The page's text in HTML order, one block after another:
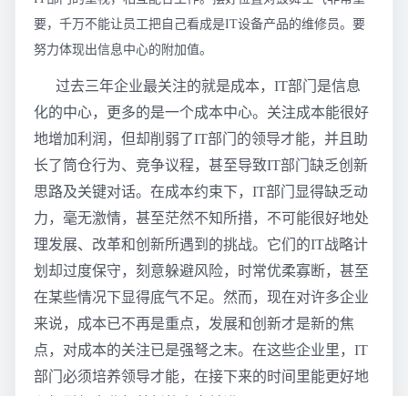
要，千万不能让员工把自己看成是IT设备产品的维修员。要
努力体现出信息中心的附加值。
过去三年企业最关注的就是成本，IT部门是信息
化的中心，更多的是一个成本中心。关注成本能很好
地增加利润，但却削弱了IT部门的领导才能，并且助
长了筒仓行为、竞争议程，甚至导致IT部门缺乏创新
思路及关键对话。在成本约束下，IT部门显得缺乏动
力，毫无激情，甚至茫然不知所措，不可能很好地处
理发展、改革和创新所遇到的挑战。它们的IT战略计
划却过度保守，刻意躲避风险，时常优柔寡断，甚至
在某些情况下显得底气不足。然而，现在对许多企业
来说，成本已不再是重点，发展和创新才是新的焦
点，对成本的关注已是强弩之末。在这些企业里，IT
部门必须培养领导才能，在接下来的时间里能更好地